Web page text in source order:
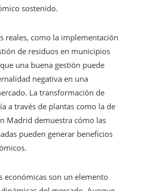
sostenido.
reales, como la implementación
de residuos en municipios
una buena gestión puede
negativa en una
La transformación de
a través de plantas como la de
Madrid demuestra cómo las
pueden generar beneficios
económicas son un elemento